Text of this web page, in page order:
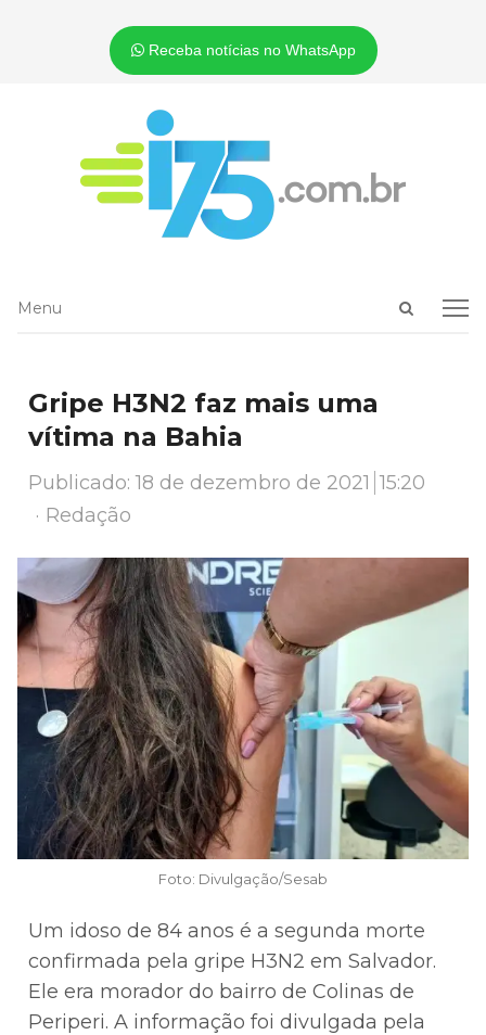
Receba notícias no WhatsApp
Open
Menu
Menu
Gripe H3N2 faz mais uma
vítima na Bahia
Publicado:18 de dezembro de 2021 15:20
Author
Redação
Foto: Divulgação/Sesab
Um idoso de 84 anos é a segunda morte
confirmada pela gripe H3N2 em Salvador.
Ele era morador do bairro de Colinas de
Periperi. A informação foi divulgada pela